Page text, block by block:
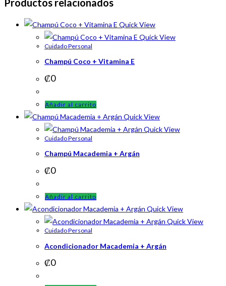
Productos relacionados
Quick View
Quick View
Cuidado Personal
Champú Coco + Vitamina E
₡0
Añadir al carrito
Quick View
Quick View
Cuidado Personal
Champú Macademia + Argán
₡0
Añadir al carrito
Quick View
Quick View
Cuidado Personal
Acondicionador Macademia + Argán
₡0